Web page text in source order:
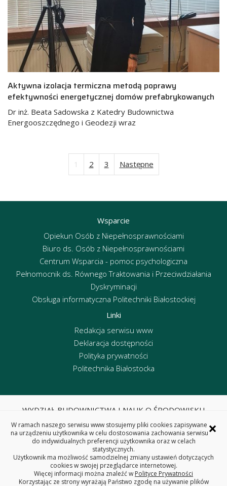
Aktywna izolacja termiczna metodą poprawy
efektywności energetycznej domów prefabrykowanych
Dr inż. Beata Sadowska z Katedry Budownictwa
Energooszczędnego i Geodezji wraz
Stronicowanie
1 2 3 Następne
Wsparcie
Opiekun Osób z Niepełnosprawnościami
Biuro ds. Osób z Niepełnosprawnościami
Centrum Wsparcia - pomoc psychologiczna
Pełnomocnik ds. Równego Traktowania i Przeciwdziałania
Dyskryminacji
Obsługa informatyczna Politechniki Białostockiej
Linki
Redakcja serwisu www
Deklaracja dostępności
Polityka prywatności
Politechnika Białostocka
WYDZIAŁ BUDOWNICTWA I NAUK O ŚRODOWISKU
ul. Wiejska 45E, 15-351 Białystok
tel. centrala 85 746 95 60, fax 85 746 95 59
REGON: 000001672 NIP: 542-020-87-21
×
W ramach naszego serwisu www stosujemy pliki cookies zapisywane
na urządzeniu użytkownika w celu dostosowania zachowania serwisu
do indywidualnych preferencji użytkownika oraz w celach
statystycznych.
Użytkownik ma możliwość samodzielnej zmiany ustawień dotyczących
cookies w swojej przeglądarce internetowej.
Więcej informacji można znaleźć w Polityce Prywatności
Korzystając ze strony wyrażają Państwo zgodę na używanie plików